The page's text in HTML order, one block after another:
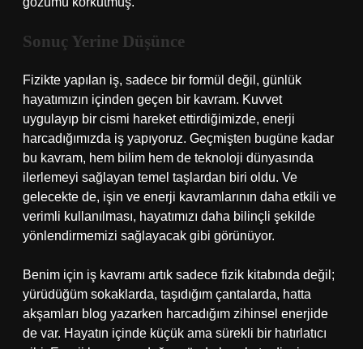
Sonuç Yerine Düşünce
Fizikte yapılan iş, sadece bir formül değil, günlük
hayatımızın içinden geçen bir kavram. Kuvvet
uygulayıp bir cismi hareket ettirdiğimizde, enerji
harcadığımızda iş yapıyoruz. Geçmişten bugüne kadar
bu kavram, hem bilim hem de teknoloji dünyasında
ilerlemeyi sağlayan temel taşlardan biri oldu. Ve
gelecekte de, işin ve enerji kavramlarının daha etkili ve
verimli kullanılması, hayatımızı daha bilinçli şekilde
yönlendirmemizi sağlayacak gibi görünüyor.
Benim için iş kavramı artık sadece fizik kitabında değil;
yürüdüğüm sokaklarda, taşıdığım çantalarda, hatta
akşamları blog yazarken harcadığım zihinsel enerjide
de var. Hayatın içinde küçük ama sürekli bir hatırlatıcı